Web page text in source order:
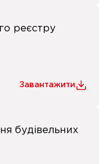
реєстру
Завантажити
будівельних